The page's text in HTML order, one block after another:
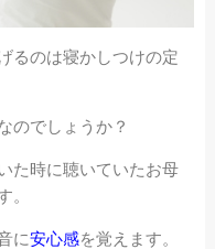
るのは寝かしつけの定
のでしょうか？
た時に聴いていたお母
。
に安心感を覚えます。